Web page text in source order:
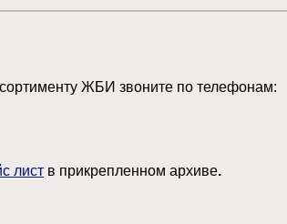
ЖБИ звоните по телефонам:
лист в прикрепленном архиве.